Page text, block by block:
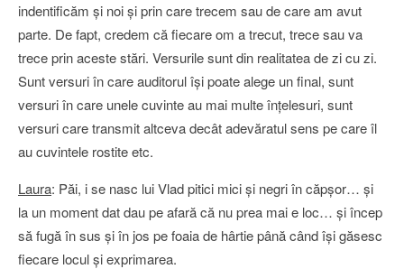
indentificăm şi noi şi prin care trecem sau de care am avut
parte. De fapt, credem că fiecare om a trecut, trece sau va
trece prin aceste stări. Versurile sunt din realitatea de zi cu zi.
Sunt versuri în care auditorul îşi poate alege un final, sunt
versuri în care unele cuvinte au mai multe înţelesuri, sunt
versuri care transmit altceva decât adevăratul sens pe care îl
au cuvintele rostite etc.
Laura: Păi, i se nasc lui Vlad pitici mici şi negri în căpşor… şi
la un moment dat dau pe afară că nu prea mai e loc… şi încep
să fugă în sus şi în jos pe foaia de hârtie până când îşi găsesc
fiecare locul şi exprimarea.